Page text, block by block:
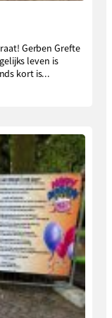
Gerben Grefte
leven is
kort is...